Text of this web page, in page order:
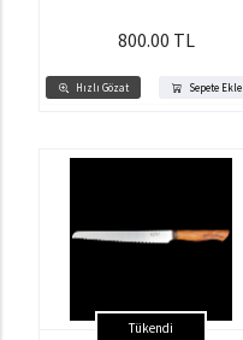
Hızlı Gözat Sepete Ekle
800.00 TL
Tükendi